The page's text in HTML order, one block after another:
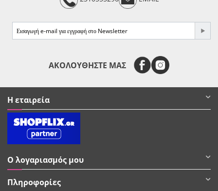
ΑΚΟΛΟΥΘΗΣΤΕ ΜΑΣ
Η εταιρεία
Ο λογαριασμός μου
Πληροφορίες